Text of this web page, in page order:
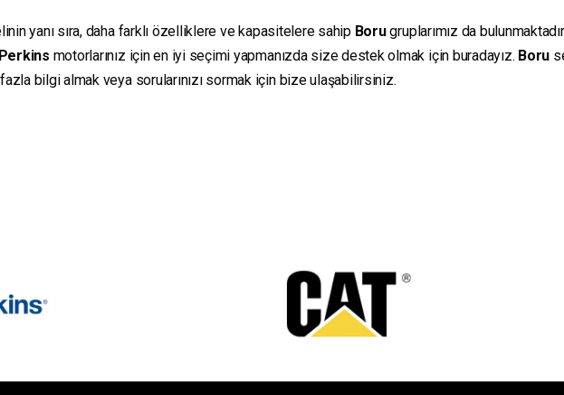
yanı sıra, daha farklı özelliklere ve kapasitelere sahip Borugruplarımız da
Perkins motorlarınız için en iyi seçimi yapmanızda size destek olmak için buradayız. Boru
fazla bilgi almak veya sorularınızı sormak için bize ulaşabilirsiniz.